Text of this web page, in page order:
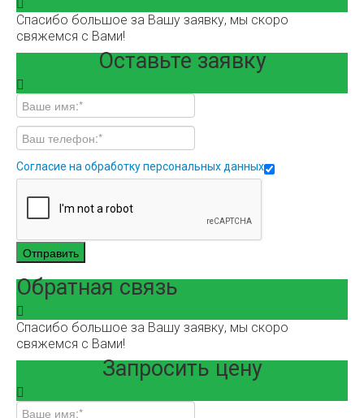
Спасибо большое за Вашу заявку, мы скоро
свяжемся с Вами!
Оставьте заявку
Согласие на обработку персональных данных
Отправить
Обратная связь
Спасибо большое за Вашу заявку, мы скоро
свяжемся с Вами!
Запросить цену